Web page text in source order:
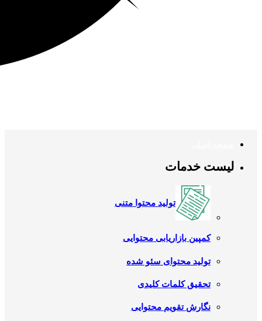
لیست خدمات
تولید محتوا متنی
کمپین بازاریابی محتوایی
تولید محتوای سئو شده
تحقیق کلمات کلیدی
نگارش تقویم محتوایی